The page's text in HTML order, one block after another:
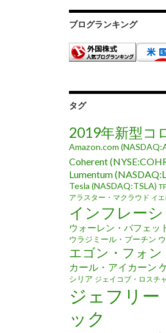
ブログランキング
タグ
2019年新型コ
Amazon.com
Coherent
Lumentum
Tesla (NASDAQ:TSLA)
アラスター・マクラウド イ
インフレー
ウォーレン・バフェッ
ウラジミール・プーチン
エゴン・フォ
カール・アイカーン
シリア ジェイコブ・ロスチ
ジェフリー
ック